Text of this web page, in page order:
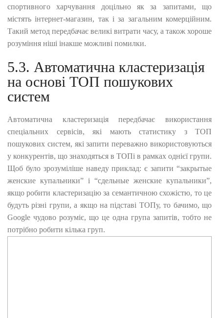
спортивного харчування доцільно як за запитами, що
містять інтернет-магазин, так і за загальним комерційним.
Такий метод передбачає великі витрати часу, а також хороше
розуміння ніші інакше можливі помилки.
5.3. Автоматична кластеризація
на основі ТОП пошукових
систем
Автоматична кластеризація передбачає використання
спеціальних сервісів, які мають статистику з ТОП
пошукових систем, які запити переважно використовуються
у конкурентів, що знаходяться в ТОПі в рамках однієї групи.
Щоб було зрозуміліше наведу приклад: є запити “закрытые
женские купальники” і “сдельные женские купальники”,
якщо робити кластеризацію за семантичною схожістю, то це
будуть різні групи, а якщо на підставі ТОПу, то бачимо, що
Google чудово розуміє, що це одна група запитів, тобто не
потрібно робити кілька груп.